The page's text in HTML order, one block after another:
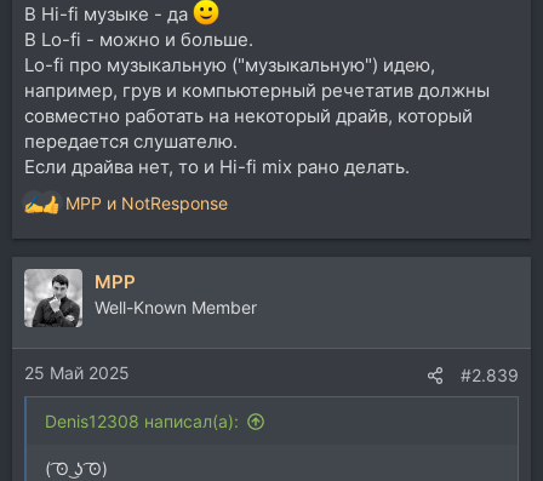
В Hi-fi музыке - да
В Lo-fi - можно и больше.
Lo-fi про музыкальную ("музыкальную") идею,
например, грув и компьютерный речетатив должны
совместно работать на некоторый драйв, который
передается слушателю.
Если драйва нет, то и Hi-fi mix рано делать.
Р
е
а
к
ц
и
и
:
MPP и NotResponse
MPP
Well-Known Member
25 Май 2025 #2.839
Denis12308 написал(а):
( ͡ʘ ͜ʖ ͡ʘ)